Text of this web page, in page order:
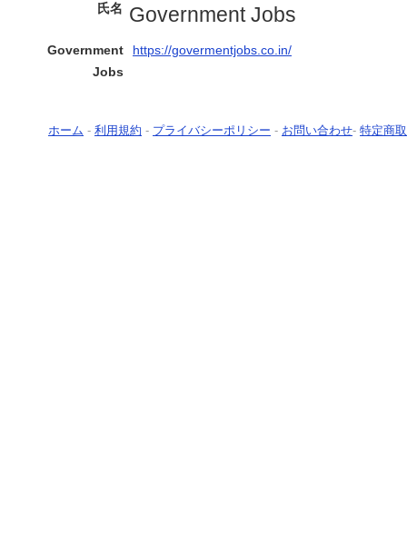
氏名 Government Jobs
Government
Jobs
https://govermentjobs.co.in/
ホーム - 利用規約 - プライバシーポリシー - お問い合わせ- 特定商